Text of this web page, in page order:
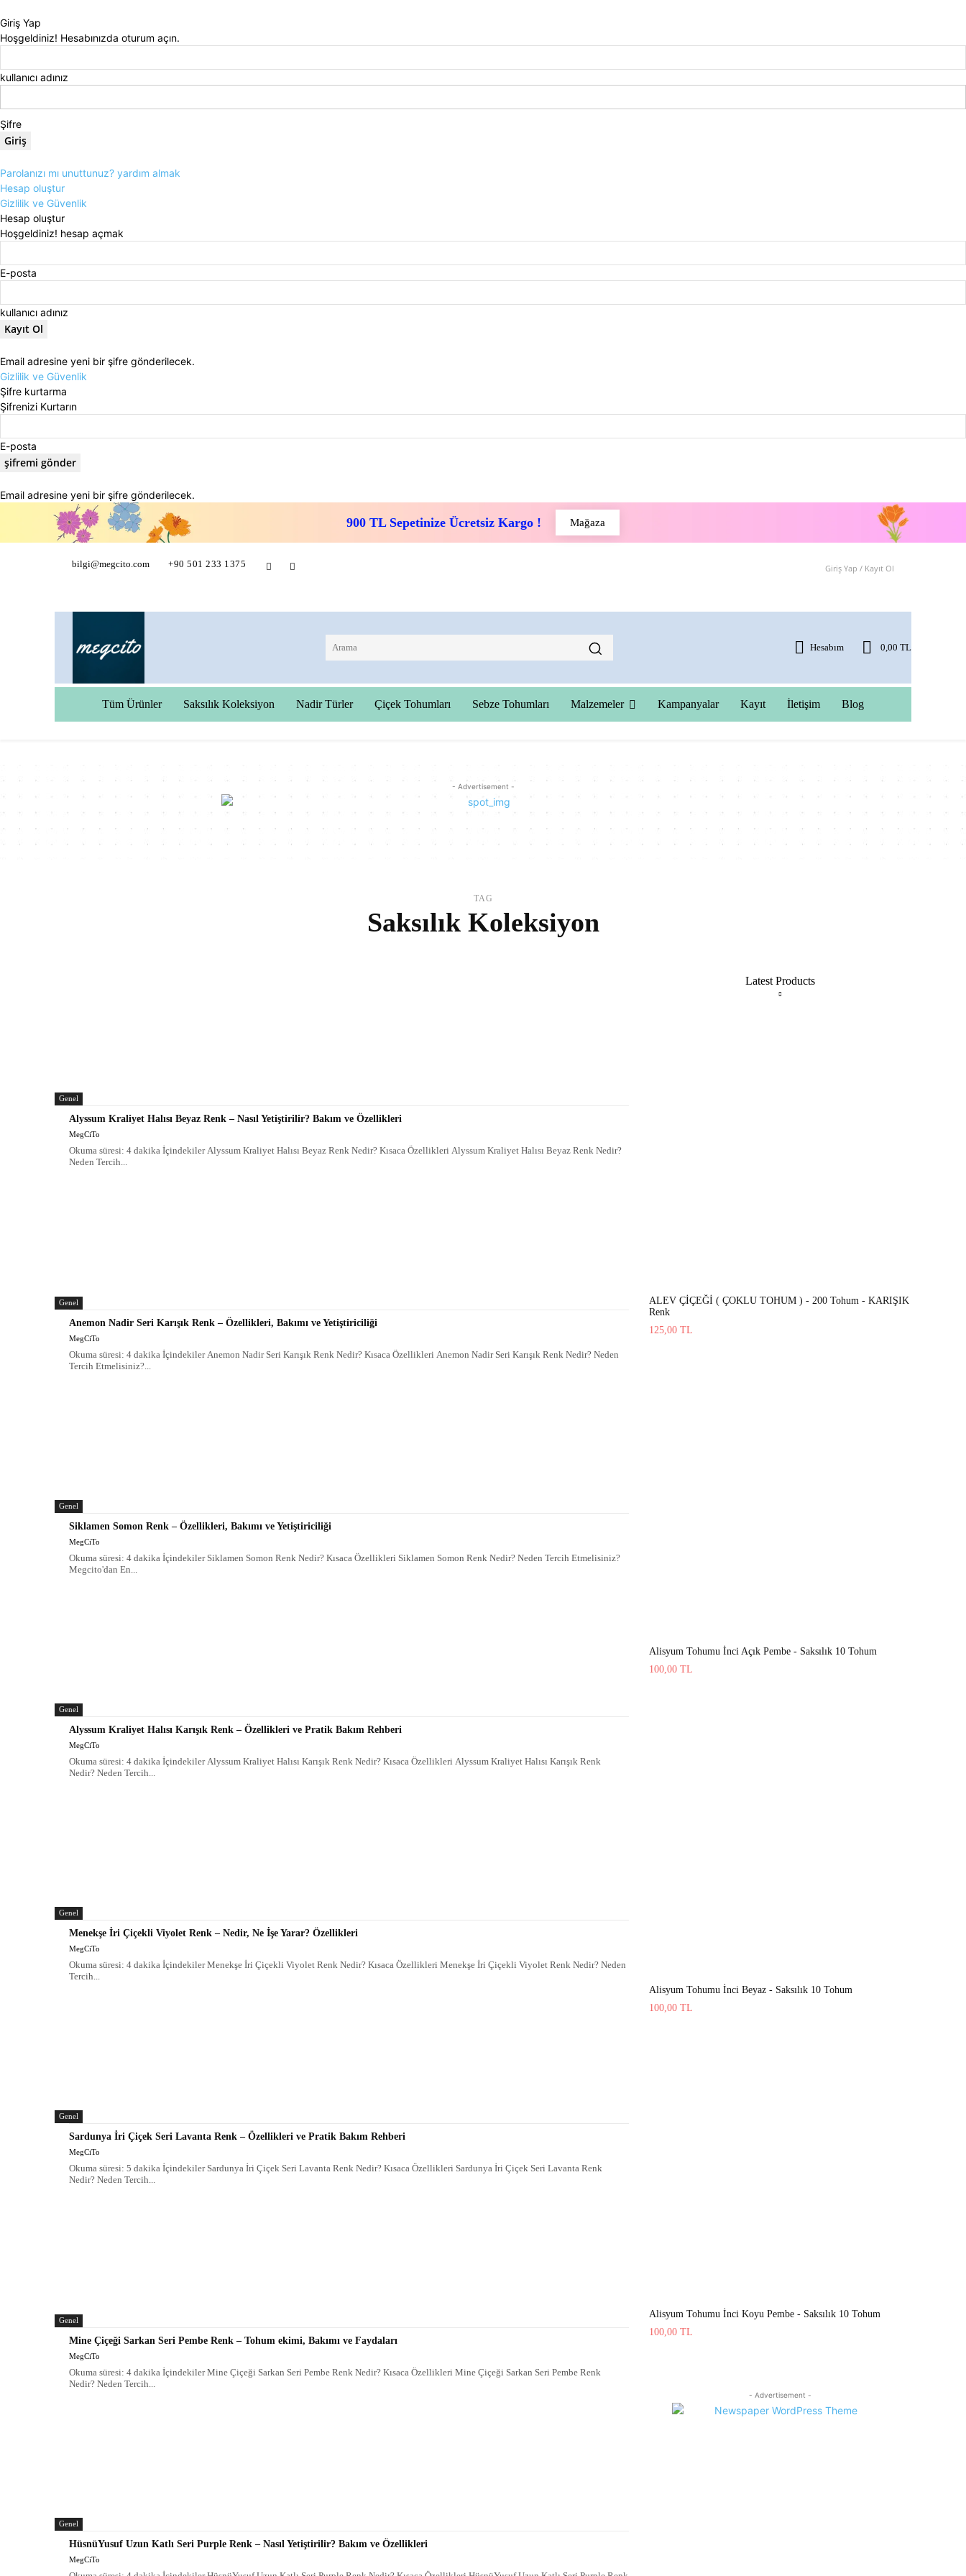
Giriş Yap
Hoşgeldiniz! Hesabınızda oturum açın.
kullanıcı adınız
Şifre
Parolanızı mı unuttunuz? yardım almak
Hesap oluştur
Gizlilik ve Güvenlik
Hesap oluştur
Hoşgeldiniz! hesap açmak
E-posta
kullanıcı adınız
Email adresine yeni bir şifre gönderilecek.
Gizlilik ve Güvenlik
Şifre kurtarma
Şifrenizi Kurtarın
E-posta
Email adresine yeni bir şifre gönderilecek.
900 TL Sepetinize Ücretsiz Kargo ! Mağaza
bilgi@megcito.com +90 501 233 1375 Giriş Yap / Kayıt Ol
Hesabım 0,00 TL
Tüm Ürünler Saksılık Koleksiyon Nadir Türler Çiçek Tohumları Sebze Tohumları Malzemeler Kampanyalar Kayıt İletişim Blog
- Advertisement -
TAG
Saksılık Koleksiyon
Genel
Alyssum Kraliyet Halısı Beyaz Renk – Nasıl Yetiştirilir? Bakım ve Özellikleri
MegCiTo
Okuma süresi: 4 dakika İçindekiler Alyssum Kraliyet Halısı Beyaz Renk Nedir? Kısaca Özellikleri Alyssum Kraliyet Halısı Beyaz Renk Nedir?
Neden Tercih...
Genel
Anemon Nadir Seri Karışık Renk – Özellikleri, Bakımı ve Yetiştiriciliği
MegCiTo
Okuma süresi: 4 dakika İçindekiler Anemon Nadir Seri Karışık Renk Nedir? Kısaca Özellikleri Anemon Nadir Seri Karışık Renk Nedir? Neden
Tercih Etmelisiniz?...
Genel
Siklamen Somon Renk – Özellikleri, Bakımı ve Yetiştiriciliği
MegCiTo
Okuma süresi: 4 dakika İçindekiler Siklamen Somon Renk Nedir? Kısaca Özellikleri Siklamen Somon Renk Nedir? Neden Tercih Etmelisiniz?
Megcito'dan En...
Genel
Alyssum Kraliyet Halısı Karışık Renk – Özellikleri ve Pratik Bakım Rehberi
MegCiTo
Okuma süresi: 4 dakika İçindekiler Alyssum Kraliyet Halısı Karışık Renk Nedir? Kısaca Özellikleri Alyssum Kraliyet Halısı Karışık Renk
Nedir? Neden Tercih...
Genel
Menekşe İri Çiçekli Viyolet Renk – Nedir, Ne İşe Yarar? Özellikleri
MegCiTo
Okuma süresi: 4 dakika İçindekiler Menekşe İri Çiçekli Viyolet Renk Nedir? Kısaca Özellikleri Menekşe İri Çiçekli Viyolet Renk Nedir? Neden
Tercih...
Genel
Sardunya İri Çiçek Seri Lavanta Renk – Özellikleri ve Pratik Bakım Rehberi
MegCiTo
Okuma süresi: 5 dakika İçindekiler Sardunya İri Çiçek Seri Lavanta Renk Nedir? Kısaca Özellikleri Sardunya İri Çiçek Seri Lavanta Renk
Nedir? Neden Tercih...
Genel
Mine Çiçeği Sarkan Seri Pembe Renk – Tohum ekimi, Bakımı ve Faydaları
MegCiTo
Okuma süresi: 4 dakika İçindekiler Mine Çiçeği Sarkan Seri Pembe Renk Nedir? Kısaca Özellikleri Mine Çiçeği Sarkan Seri Pembe Renk
Nedir? Neden Tercih...
Genel
HüsnüYusuf Uzun Katlı Seri Purple Renk – Nasıl Yetiştirilir? Bakım ve Özellikleri
MegCiTo
Latest Products
ALEV ÇİÇEĞİ ( ÇOKLU TOHUM ) - 200 Tohum - KARIŞIK
Renk
125,00 TL
Alisyum Tohumu İnci Açık Pembe - Saksılık 10 Tohum
100,00 TL
Alisyum Tohumu İnci Beyaz - Saksılık 10 Tohum
100,00 TL
Alisyum Tohumu İnci Koyu Pembe - Saksılık 10 Tohum
100,00 TL
- Advertisement -